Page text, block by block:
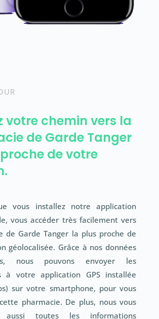
votre chemin vers la
de Garde Tanger
de votre
vous installez notre application
vous accéder très facilement vers
de Garde Tanger la plus proche de
géolocalisée. Grâce à nos données
nous pouvons envoyer les
à votre application GPS installée
sur votre smartphone, pour vous
pharmacie. De plus, nous vous
aussi toutes les informations